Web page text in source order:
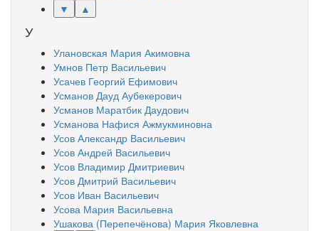
▼
▲
У
Улановская Мария Акимовна
Умнов Петр Васильевич
Усачев Георгий Ефимович
Усманов Дауд Аубекерович
Усманов Маратбик Даудович
Усманова Нафися Ажмукминовна
Усов Александр Васильевич
Усов Андрей Васильевич
Усов Владимир Дмитриевич
Усов Дмитрий Васильевич
Усов Иван Васильевич
Усова Мария Васильевна
Ушакова (Перепечёнова) Мария Яковлевна